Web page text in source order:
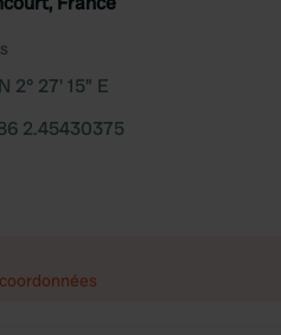
2° 27' 15" E
2.45430375